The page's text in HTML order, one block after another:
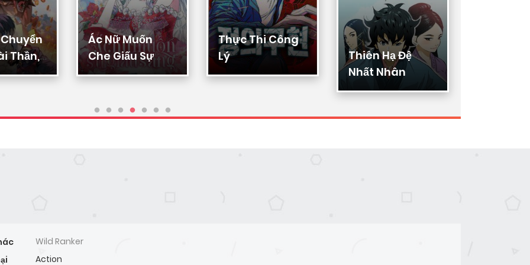
Thần,
Hóa
Ác Nữ Muốn
Che Giấu Sự
Giàu Sang
Thực Thi Công
Lý
Thiên Hạ Đệ
Nhất Nhân
Wild Ranker
Action